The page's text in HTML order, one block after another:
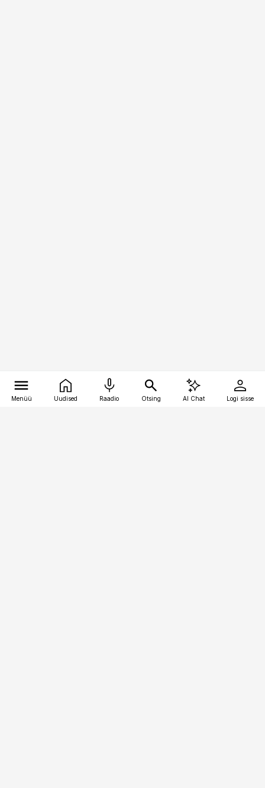
Menüü Uudised Raadio Otsing AI Chat Logi sisse